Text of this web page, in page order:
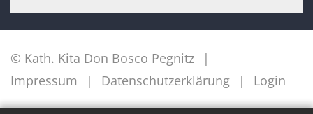
© Kath. Kita Don Bosco Pegnitz
Impressum
Datenschutzerklärung Login